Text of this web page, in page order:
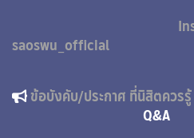
saoswu_official
ข้อบังคับ/ประกาศ ที่นิสิตคว